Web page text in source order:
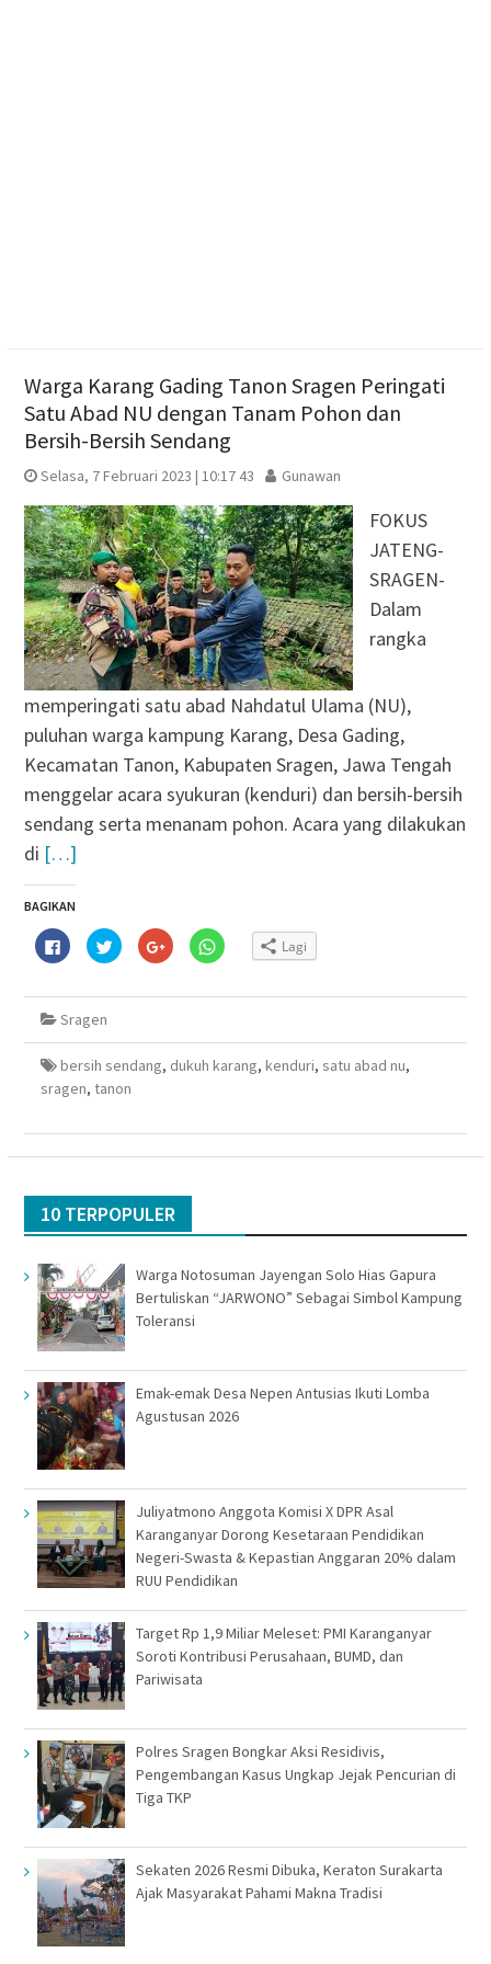
Warga Karang Gading Tanon Sragen Peringati
Satu Abad NU dengan Tanam Pohon dan
Bersih-Bersih Sendang
Selasa, 7 Februari 2023 | 10:17 43 Gunawan
FOKUS
JATENG-
SRAGEN-
Dalam
rangka
memperingati satu abad Nahdatul Ulama (NU),
puluhan warga kampung Karang, Desa Gading,
Kecamatan Tanon, Kabupaten Sragen, Jawa Tengah
menggelar acara syukuran (kenduri) dan bersih-bersih
sendang serta menanam pohon. Acara yang dilakukan
di […]
BAGIKAN
Klik
untuk
membagikan
Facebook(Membuka
jendela
yang
baru)
Klik
untuk
berbagi
Twitter(Membuka
baru)
Klik
untuk
berbagi
Google+
yang
baru)
Klik
untuk
WhatsApp(Membuka
baru)
Lagi
Sragen
bersih sendang, dukuh karang, kenduri, satu abad nu,
sragen, tanon
10 TERPOPULER
Warga Notosuman Jayengan Solo Hias Gapura
Bertuliskan “JARWONO” Sebagai Simbol Kampung
Toleransi
Emak-emak Desa Nepen Antusias Ikuti Lomba
Agustusan 2026
Juliyatmono Anggota Komisi X DPR Asal
Karanganyar Dorong Kesetaraan Pendidikan
Negeri-Swasta & Kepastian Anggaran 20% dalam
RUU Pendidikan
Target Rp 1,9 Miliar Meleset: PMI Karanganyar
Soroti Kontribusi Perusahaan, BUMD, dan
Pariwisata
Polres Sragen Bongkar Aksi Residivis,
Pengembangan Kasus Ungkap Jejak Pencurian di
Tiga TKP
Sekaten 2026 Resmi Dibuka, Keraton Surakarta
Ajak Masyarakat Pahami Makna Tradisi